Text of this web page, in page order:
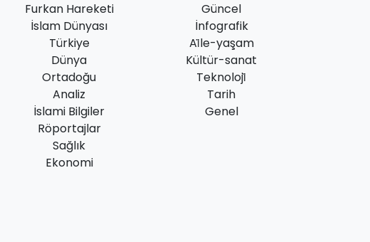
Furkan Hareketi
İslam Dünyası
Türkiye
Dünya
Ortadoğu
Analiz
İslami Bilgiler
Röportajlar
Sağlık
Ekonomi
Güncel
İnfografik
Ai̇le-yaşam
Kültür-sanat
Teknoloji̇
Tarih
Genel